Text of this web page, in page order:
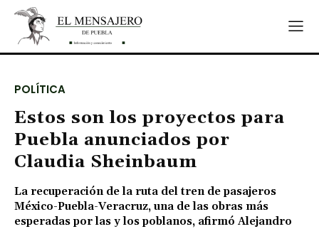
POLÍTICA
Estos son los proyectos para
Puebla anunciados por
Claudia Sheinbaum
La recuperación de la ruta del tren de pasajeros
México-Puebla-Veracruz, una de las obras más
esperadas por las y los poblanos, afirmó Alejandro